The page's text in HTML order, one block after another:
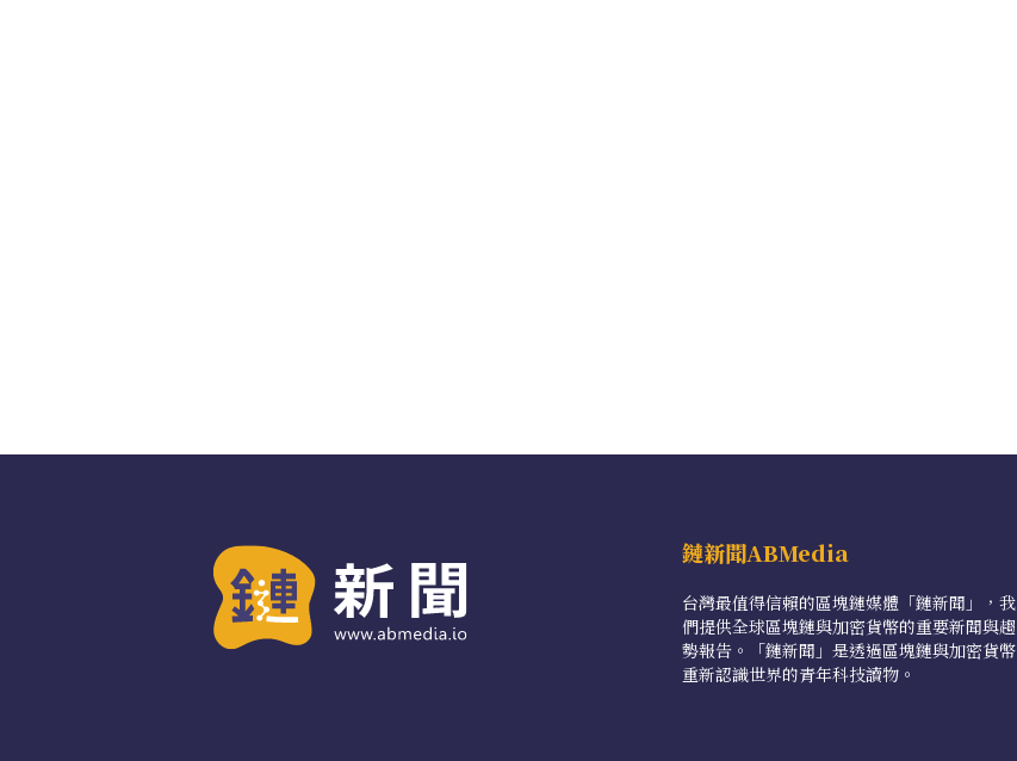
鏈新聞ABMedia
台灣最值得信賴的區塊鏈媒體「鏈新聞」，我
們提供全球區塊鏈與加密貨幣的重要新聞與趨
勢報告。「鏈新聞」是透過區塊鏈與加密貨幣
重新認識世界的青年科技讀物。